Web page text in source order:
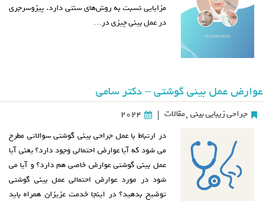
مزایایی نسبت به روش‌های سنتی دارد. پیزوسرجری
در عمل بینی چیزی در…
عوارض عمل بینی گوشتی – دکتر سامی
جراحی زیبایی بینی ,مقالات |
2024
در ارتباط با عمل جراحی بینی گوشتی سوالاتی مطرح
می شود که آیا عوارض احتمالی وجود دارد؟ یعنی آیا
عمل بینی گوشتی عوارض خاصی هم دارد؟ و آیا می
شود در مورد عوارض احتمالی عمل بینی گوشتی
توضیح بدهید؟ در اینجا خدمت عزیزان همراه باید